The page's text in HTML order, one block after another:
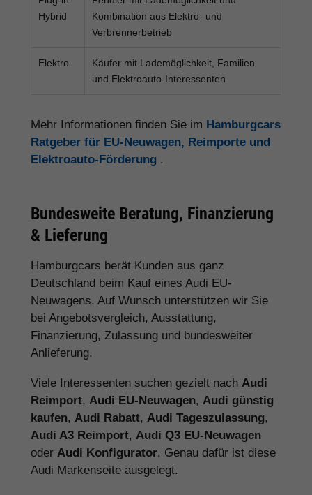
Hybrid
Kombination aus Elektro- und
Verbrennerbetrieb
Elektro
Käufer mit Lademöglichkeit, Familien
und Elektroauto-Interessenten
Mehr Informationen finden Sie im Hamburgcars
Ratgeber für EU-Neuwagen, Reimporte und
Elektroauto-Förderung .
Bundesweite Beratung, Finanzierung
& Lieferung
Hamburgcars berät Kunden aus ganz
Deutschland beim Kauf eines Audi EU-
Neuwagens. Auf Wunsch unterstützen wir Sie
bei Angebotsvergleich, Ausstattung,
Finanzierung, Zulassung und bundesweiter
Anlieferung.
Viele Interessenten suchen gezielt nach Audi
Reimport, Audi EU-Neuwagen, Audi günstig
kaufen, Audi Rabatt, Audi Tageszulassung,
Audi A3 Reimport, Audi Q3 EU-Neuwagen
oder Audi Konfigurator. Genau dafür ist diese
Audi Markenseite ausgelegt.